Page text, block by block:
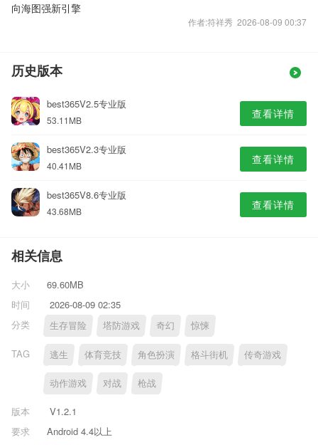
向海图强新引擎
作者:符祥秀 2026-08-09 00:37
历史版本
best365V2.5专业版
53.11MB 查看详情
best365V2.3专业版
40.41MB 查看详情
best365V8.6专业版
43.68MB 查看详情
相关信息
大小
69.60MB
时间
2026-08-09 02:35
分类
生存冒险 塔防游戏 奇幻 惊悚
TAG 逃生 体育竞技 角色扮演 格斗街机 传奇游戏
动作游戏 对战 枪战
版本
V1.2.1
要求
Android 4.4以上